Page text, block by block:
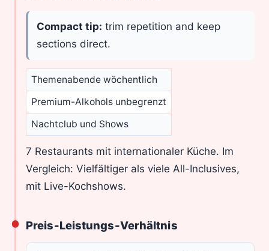
Compact tip: trim repetition and keep
sections direct.
Themenabende wöchentlich
Premium-Alkohols unbegrenzt
Nachtclub und Shows
7 Restaurants mit internationaler Küche. Im
Vergleich: Vielfältiger als viele All-Inclusives,
mit Live-Kochshows.
Preis-Leistungs-Verhältnis